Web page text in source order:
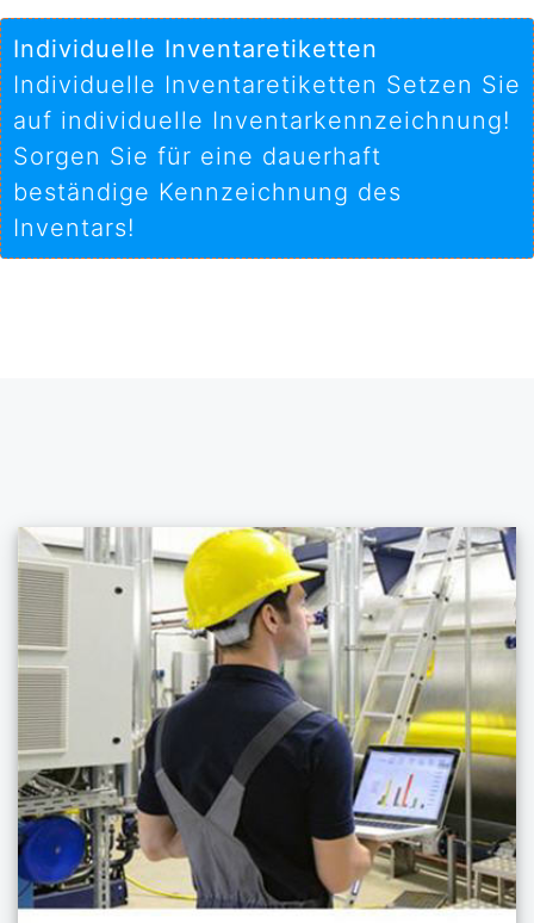
Individuelle Inventaretiketten
Individuelle Inventaretiketten Setzen Sie
auf individuelle Inventarkennzeichnung!
Sorgen Sie für eine dauerhaft
beständige Kennzeichnung des
Inventars!